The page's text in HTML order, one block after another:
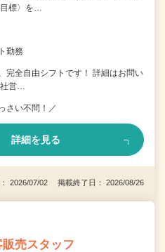
標〉を…
勤務
完全自由シフトです！ 詳細はお問い
営…
さい不問！／
詳細を見る
2026/07/02 掲載終了日： 2026/08/26
売スタッフ